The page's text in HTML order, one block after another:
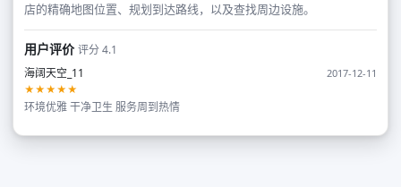
店的精确地图位置、规划到达路线，以及查找周边设施。
用户评价评分 4.1
海阔天空_11
2017-12-11
★★★★★
环境优雅 干净卫生 服务周到热情